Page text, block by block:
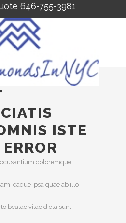
646-755-3981
ISTE
doloremque
eaque ipsa quae ab illo
beatae vitae dicta sunt